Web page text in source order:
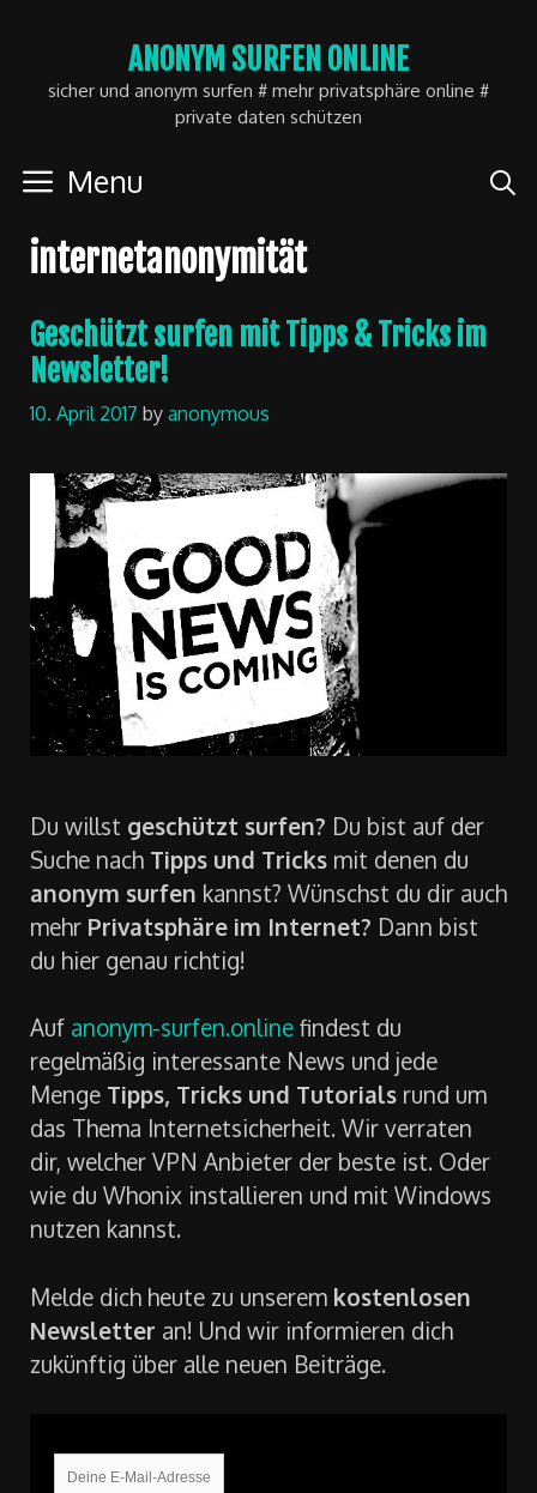
content
ANONYM SURFEN ONLINE
sicher und anonym surfen # mehr privatsphäre online #
private daten schützen
Menu
internetanonymität
Geschützt surfen mit Tipps & Tricks im
Newsletter!
10. April 2017 byanonymous
Du willst geschützt surfen? Du bist auf der
Suche nach Tipps und Tricks mit denen du
anonym surfen kannst? Wünschst du dir auch
mehr Privatsphäre im Internet? Dann bist
du hier genau richtig!
Auf anonym-surfen.online findest du
regelmäßig interessante News und jede
Menge Tipps, Tricks und Tutorials rund um
das Thema Internetsicherheit. Wir verraten
dir, welcher VPN Anbieter der beste ist. Oder
wie du Whonix installieren und mit Windows
nutzen kannst.
Melde dich heute zu unserem kostenlosen
Newsletter an! Und wir informieren dich
zukünftig über alle neuen Beiträge.